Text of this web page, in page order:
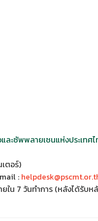
ละซัพพลายเชนแห่งประเทศ
ตอร์)
:
น 7 วันทำการ (หลังได้รับห